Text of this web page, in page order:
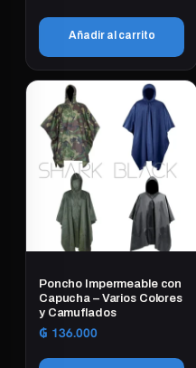
era:
₲ 261.000.
actual
₲
Añadir al carrito
Poncho Impermeable con
Capucha – Varios Colores
y Camuflados
₲ 136.000